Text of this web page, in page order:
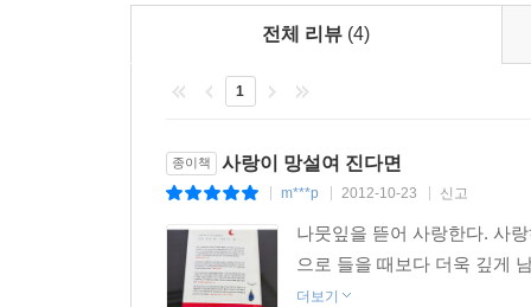
전체 리뷰 (4)
1
종이책 사랑이 망설여 진다면
m***p 2012-10-23 신고
나뭇잎을 뜯어 사랑한다. 사
으로 들을 때보다 더욱 깊게
더보기